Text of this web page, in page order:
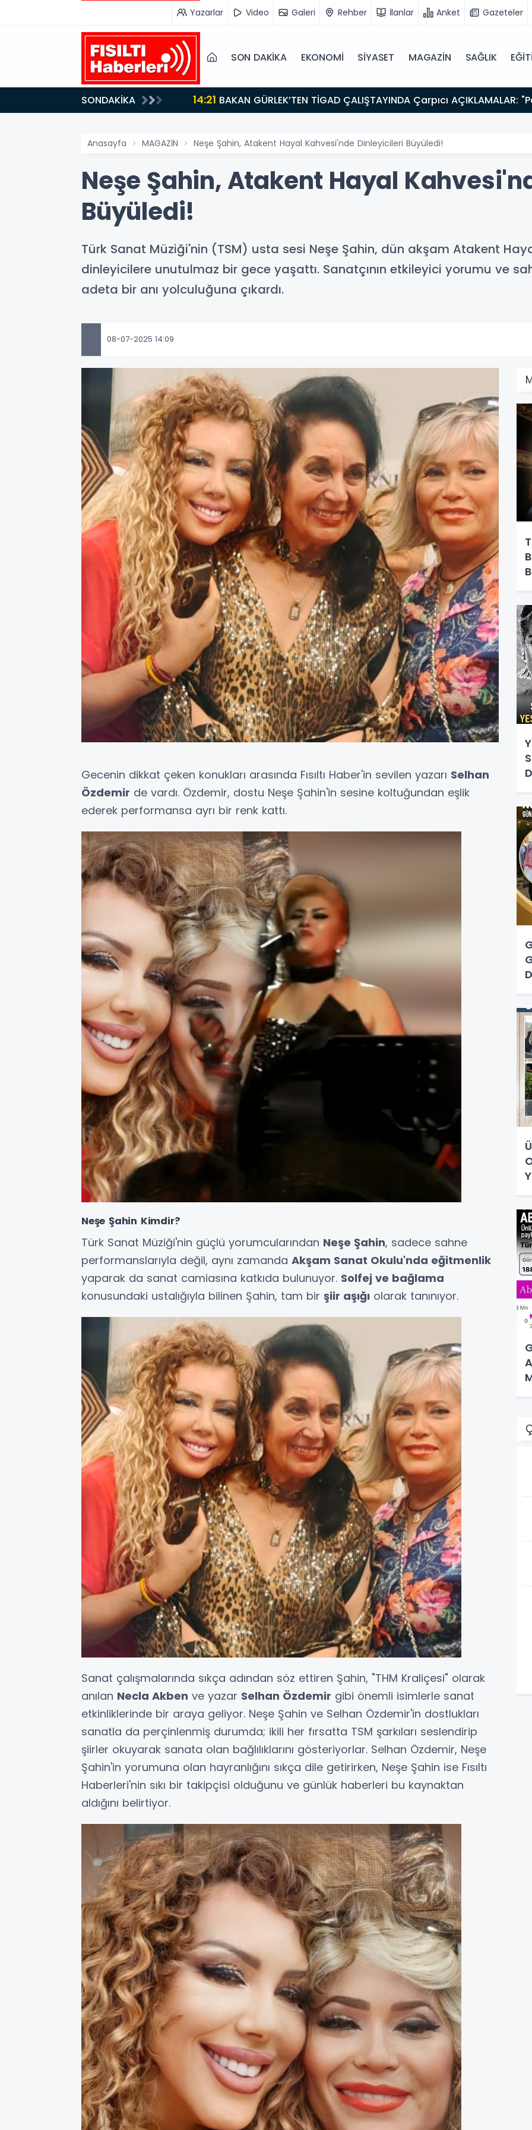
Yazarlar Video Galeri Rehber İlanlar Anket Gazeteler
SON DAKİKA EKONOMİ SİYASET MAGAZİN SAĞLIK
SONDAKİKA 14:21
Uyanacağız"
Anasayfa MAGAZİN Neşe Şahin, Atakent Hayal Kahvesi'nde Dinleyicileri Büyüledi!
Neşe Şahin, Atakent Hayal
Büyüledi!
Türk Sanat Müziği'nin (TSM) usta sesi Neşe Şahin, dün akşam Atakent
dinleyicilere unutulmaz bir gece yaşattı. Sanatçının etkileyici yorumu ve
adeta bir anı yolculuğuna çıkardı.
08-07-2025 14:09
Gecenin dikkat çeken konukları arasında Fısıltı Haber'in sevilen yazarı Selhan
Özdemir de vardı. Özdemir, dostu Neşe Şahin'in sesine koltuğundan eşlik
ederek performansa ayrı bir renk kattı.
Neşe Şahin Kimdir?
Türk Sanat Müziği'nin güçlü yorumcularından Neşe Şahin, sadece sahne
performanslarıyla değil, aynı zamanda Akşam Sanat Okulu'nda eğitmenlik
yaparak da sanat camiasına katkıda bulunuyor. Solfej ve bağlama
konusundaki ustalığıyla bilinen Şahin, tam bir şiir aşığı olarak tanınıyor.
Sanat çalışmalarında sıkça adından söz ettiren Şahin, "THM Kraliçesi" olarak
anılan Necla Akben ve yazar Selhan Özdemir gibi önemli isimlerle sanat
etkinliklerinde bir araya geliyor. Neşe Şahin ve Selhan Özdemir'in dostlukları
sanatla da perçinlenmiş durumda; ikili her fırsatta TSM şarkıları seslendirip
şiirler okuyarak sanata olan bağlılıklarını gösteriyorlar. Selhan Özdemir, Neşe
Şahin'in yorumuna olan hayranlığını sıkça dile getirirken, Neşe Şahin ise Fısıltı
Haberleri'nin sıkı bir takipçisi olduğunu ve günlük haberleri bu kaynaktan
aldığını belirtiyor.